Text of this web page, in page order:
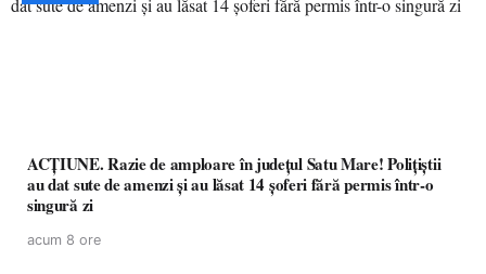
ACȚIUNE. Razie de amploare în județul Satu Mare! Polițiștii
au dat sute de amenzi și au lăsat 14 șoferi fără permis într-o
singură zi
acum 8 ore